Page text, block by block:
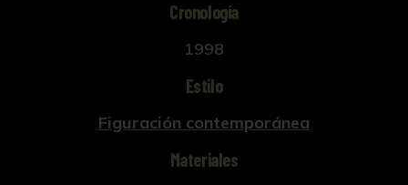
Cronología
1998
Estilo
Figuración contemporánea
Materiales